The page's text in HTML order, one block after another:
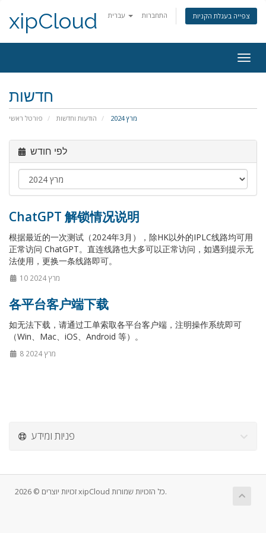
התחברות צפייה בעגלת הקניות xipCloud
ניווט
חדשות
פורטל ראשי הודעות וחדשות מרץ 2024
לפי חודש
ChatGPT 解锁情况说明
根据最近的一次测试（2024年3月），除HK以外的IPLC线路均可用
正常访问 ChatGPT。直连线路也大多可以正常访问，如遇到提示无
法使用，更换一条线路即可。
10 מרץ 2024
各平台客户端下载
如无法下载，请通过工单索取各平台客户端，注明操作系统即可
（Win、Mac、iOS、Android 等）。
8 מרץ 2024
פניות ומידע
זכויות יוצרים © 2026 xipCloud כל הזכויות שמורות.